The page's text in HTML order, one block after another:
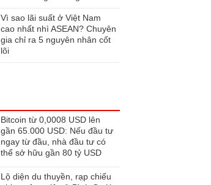
Vì sao lãi suất ở Việt Nam
cao nhất nhì ASEAN? Chuyên
gia chỉ ra 5 nguyên nhân cốt
lõi
Bitcoin từ 0,0008 USD lên
gần 65.000 USD: Nếu đầu tư
ngay từ đầu, nhà đầu tư có
thể sở hữu gần 80 tỷ USD
Lộ diện du thuyền, rạp chiếu